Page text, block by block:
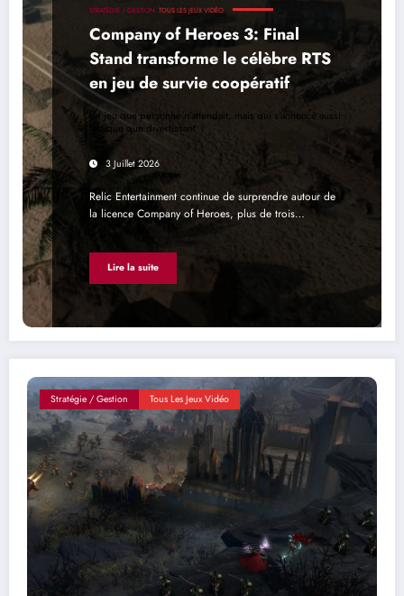
STRATÉGIE / GESTION TOUS LES JEUX VIDÉO
Company of Heroes 3: Final
Stand transforme le célèbre RTS
en jeu de survie coopératif
Un jeu que personne n'attendait, mais qui s'annonce aussi
tactique que divertissant
3 Juillet 2026
Relic Entertainment continue de surprendre autour de
la licence Company of Heroes, plus de trois…
Lire la suite
Stratégie / Gestion Tous Les Jeux Vidéo